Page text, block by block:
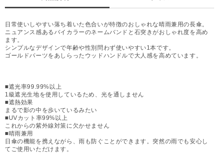
日常使いしやすい落ち着いた色合いが特徴のおしゃれな晴雨兼用の長傘。
ニュアンス感あるバイカラーのネームバンドと石突きがおしゃれ度を高め
ます。
シンプルなデザインで年齢や性別問わず使いやすい1本です。
ゴールドパーツをあしらったウッドハンドルで大人感を高めています。
■遮光率99.99%以上
1級遮光生地を使用しているため、光を通しません
■遮熱効果
まるで影の中を歩いているみたい
■UVカット率99%以上
これからの紫外線対策に欠かせません
■晴雨兼用
日傘の機能を携えながら、雨も防ぐことができます。突然の雨でも安心し
てご使用いただけます。